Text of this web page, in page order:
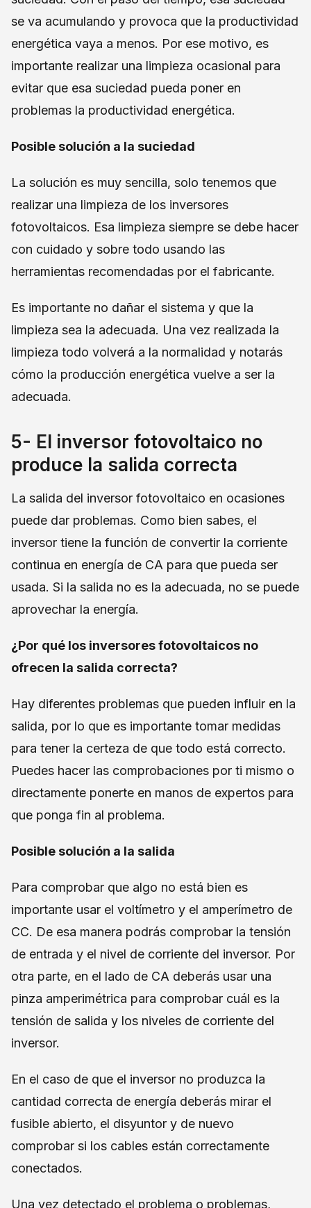
se va acumulando y provoca que la productividad
energética vaya a menos. Por ese motivo, es
importante realizar una limpieza ocasional para
evitar que esa suciedad pueda poner en
problemas la productividad energética.
Posible solución a la suciedad
La solución es muy sencilla, solo tenemos que
realizar una limpieza de los inversores
fotovoltaicos. Esa limpieza siempre se debe hacer
con cuidado y sobre todo usando las
herramientas recomendadas por el fabricante.
Es importante no dañar el sistema y que la
limpieza sea la adecuada. Una vez realizada la
limpieza todo volverá a la normalidad y notarás
cómo la producción energética vuelve a ser la
adecuada.
5- El inversor fotovoltaico no
produce la salida correcta
La salida del inversor fotovoltaico en ocasiones
puede dar problemas. Como bien sabes, el
inversor tiene la función de convertir la corriente
continua en energía de CA para que pueda ser
usada. Si la salida no es la adecuada, no se puede
aprovechar la energía.
¿Por qué los inversores fotovoltaicos no
ofrecen la salida correcta?
Hay diferentes problemas que pueden influir en la
salida, por lo que es importante tomar medidas
para tener la certeza de que todo está correcto.
Puedes hacer las comprobaciones por ti mismo o
directamente ponerte en manos de expertos para
que ponga fin al problema.
Posible solución a la salida
Para comprobar que algo no está bien es
importante usar el voltímetro y el amperímetro de
CC. De esa manera podrás comprobar la tensión
de entrada y el nivel de corriente del inversor. Por
otra parte, en el lado de CA deberás usar una
pinza amperimétrica para comprobar cuál es la
tensión de salida y los niveles de corriente del
inversor.
En el caso de que el inversor no produzca la
cantidad correcta de energía deberás mirar el
fusible abierto, el disyuntor y de nuevo
comprobar si los cables están correctamente
conectados.
Una vez detectado el problema o problemas,